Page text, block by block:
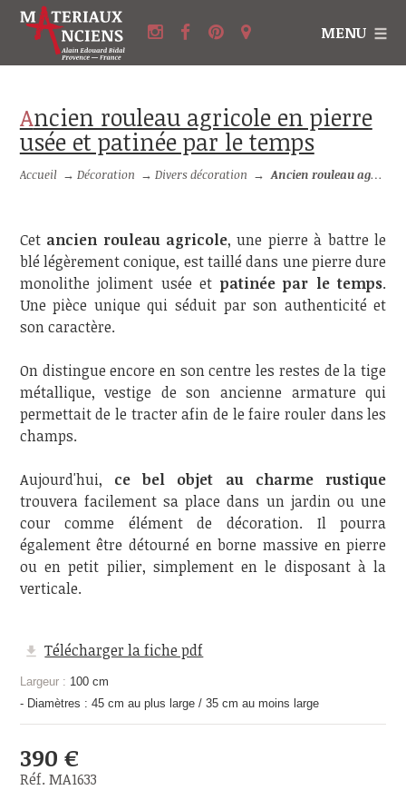
MENU
Ancien rouleau agricole en pierre
usée et patinée par le temps
Accueil → Décoration →Divers décoration → Ancien rouleau agricole en pierre usée et patinée par le temps
Cet ancien rouleau agricole, une pierre à battre le
blé légèrement conique, est taillé dans une pierre dure
monolithe joliment usée et patinée par le temps.
Une pièce unique qui séduit par son authenticité et
son caractère.
On distingue encore en son centre les restes de la tige
métallique, vestige de son ancienne armature qui
permettait de le tracter afin de le faire rouler dans les
champs.
Aujourd'hui, ce bel objet au charme rustique
trouvera facilement sa place dans un jardin ou une
cour comme élément de décoration. Il pourra
également être détourné en borne massive en pierre
ou en petit pilier, simplement en le disposant à la
verticale.
Télécharger la fiche pdf
Largeur : 100 cm
- Diamètres : 45 cm au plus large / 35 cm au moins large
390 €
Réf. MA1633